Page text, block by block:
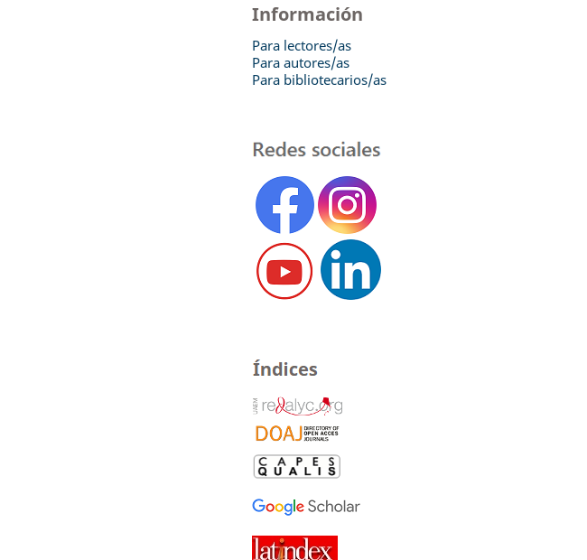
Información
Para lectores/as
Para autores/as
Para bibliotecarios/as